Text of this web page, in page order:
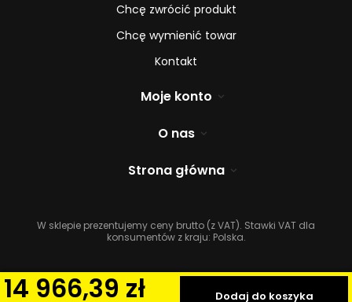
14 966,39 zł Dodaj do koszyka
Chcę zwrócić produkt
Chcę wymienić towar
Kontakt
Moje konto
O nas
Strona główna
W sklepie prezentujemy ceny brutto (z VAT). Stawki VAT dla
konsumentów z kraju: Polska.